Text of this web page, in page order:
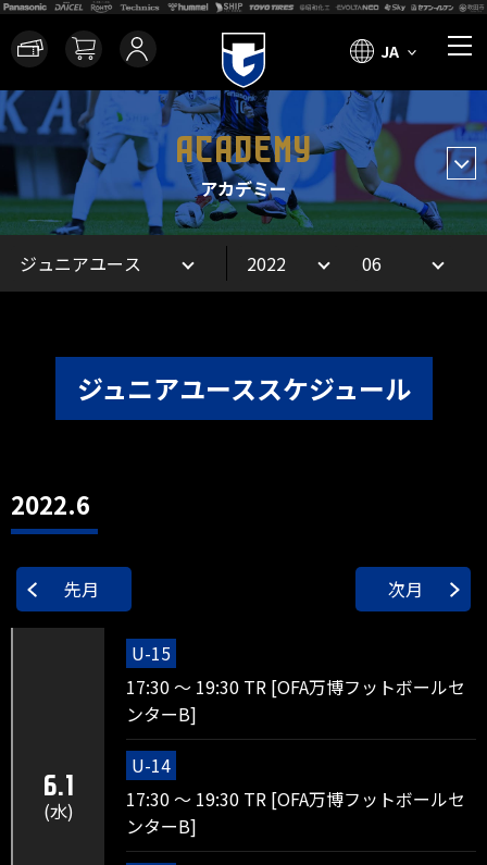
JA
ACADEMY
アカデミー
ジュニアユーススケジュール
2022.6
先月 次月
6.1
(水)
U-15
17:30 ～ 19:30 TR [OFA万博フットボールセ
ンターB]
U-14
17:30 ～ 19:30 TR [OFA万博フットボールセ
ンターB]